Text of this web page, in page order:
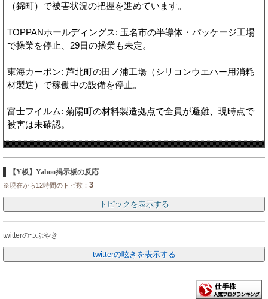
（錦町）で被害状況の把握を進めています。
TOPPANホールディングス: 玉名市の半導体・パッケージ工場
で操業を停止、29日の操業も未定。
東海カーボン: 芦北町の田ノ浦工場（シリコンウエハー用消耗
材製造）で稼働中の設備を停止。
富士フイルム: 菊陽町の材料製造拠点で全員が避難、現時点で
被害は未確認。
【Y板】Yahoo掲示板の反応
※現在から12時間のトピ数： 3
twitterのつぶやき